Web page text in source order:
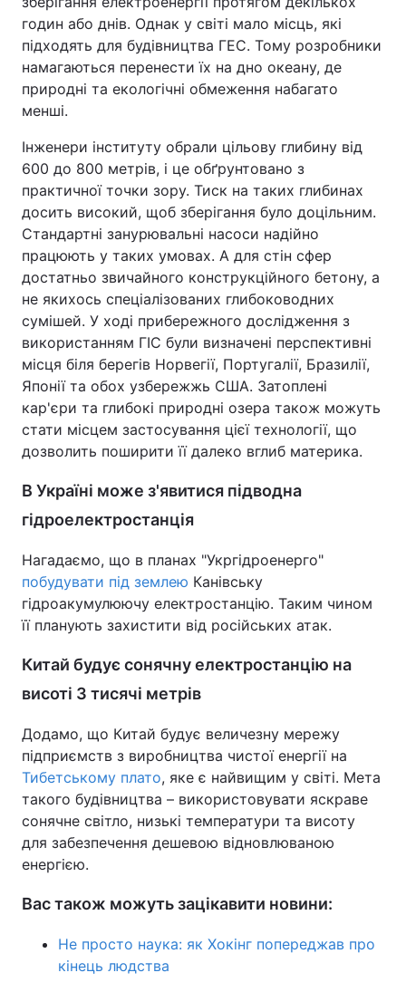
годин або днів. Однак у світі мало місць, які
підходять для будівництва ГЕС. Тому розробники
намагаються перенести їх на дно океану, де
природні та екологічні обмеження набагато
менші.
Інженери інституту обрали цільову глибину від
600 до 800 метрів, і це обґрунтовано з
практичної точки зору. Тиск на таких глибинах
досить високий, щоб зберігання було доцільним.
Стандартні занурювальні насоси надійно
працюють у таких умовах. А для стін сфер
достатньо звичайного конструкційного бетону, а
не якихось спеціалізованих глибоководних
сумішей. У ході прибережного дослідження з
використанням ГІС були визначені перспективні
місця біля берегів Норвегії, Португалії, Бразилії,
Японії та обох узбережжь США. Затоплені
кар'єри та глибокі природні озера також можуть
стати місцем застосування цієї технології, що
дозволить поширити її далеко вглиб материка.
В Україні може з'явитися підводна
гідроелектростанція
Нагадаємо, що в планах "Укргідроенерго"
побудувати під землею Канівську
гідроакумулюючу електростанцію. Таким чином
її планують захистити від російських атак.
Китай будує сонячну електростанцію на
висоті 3 тисячі метрів
Додамо, що Китай будує величезну мережу
підприємств з виробництва чистої енергії на
Тибетському плато, яке є найвищим у світі. Мета
такого будівництва – використовувати яскраве
сонячне світло, низькі температури та висоту
для забезпечення дешевою відновлюваною
енергією.
Вас також можуть зацікавити новини:
Не просто наука: як Хокінг попереджав про
кінець людства